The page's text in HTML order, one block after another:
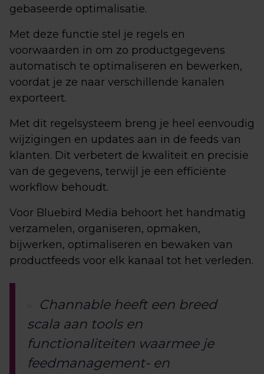
gebaseerde optimalisatie.
Met deze functie stel je regels en
voorwaarden in om zo productgegevens
automatisch te optimaliseren en bewerken,
voordat je ze naar verschillende kanalen
exporteert.
Met dit regelsysteem breng je heel eenvoudig
wijzigingen en updates aan in de feeds van
klanten. Dit verbetert de kwaliteit en precisie
van de gegevens, terwijl je een efficiënte
workflow behoudt.
Voor Bluebird Media behoort het handmatig
verzamelen, organiseren, opmaken,
bijwerken, optimaliseren en bewaken van
productfeeds voor elk kanaal tot het verleden.
Channable heeft een breed
scala aan tools en
functionaliteiten waarmee je
feedmanagement- en